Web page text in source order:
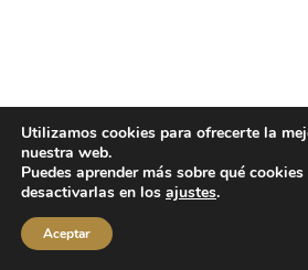
Utilizamos cookies para ofrecerte la
nuestra web.
Puedes aprender más sobre qué
desactivarlas en los ajustes.
Aceptar